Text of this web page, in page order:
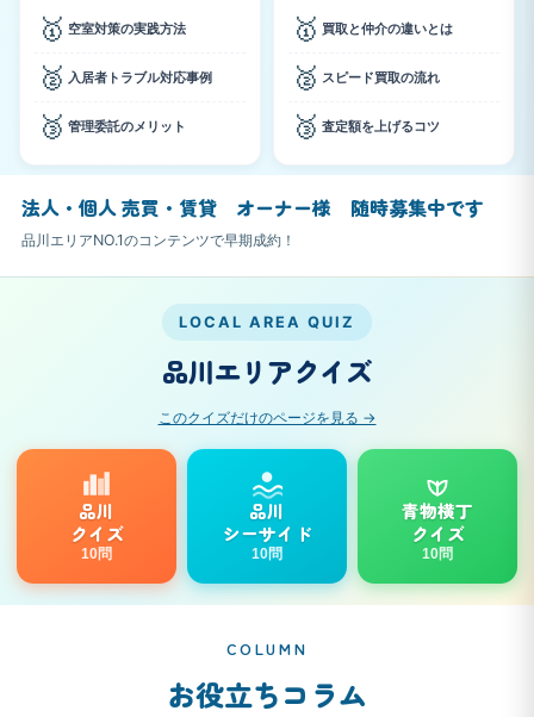
🥇 空室対策の実践方法
🥈 入居者トラブル対応事例
🥉 管理委託のメリット
🥇 買取と仲介の違いとは
🥈 スピード買取の流れ
🥉 査定額を上げるコツ
‹ ›
法人・個人 売買・賃貸 オーナー様 随時募集中です
品川エリアNO.1のコンテンツで早期成約！
LOCAL AREA QUIZ
品川エリアクイズ
このクイズだけのページを見る →
品川
クイズ
10問
品川
シーサイド
10問
青物横丁
クイズ
10問
COLUMN
お役立ちコラム